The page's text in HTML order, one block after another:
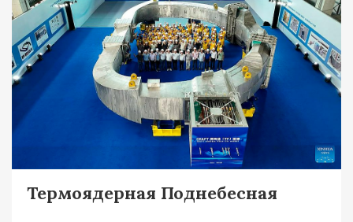
Термоядерная Поднебесная